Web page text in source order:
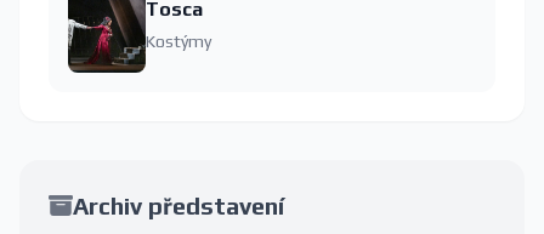
Tosca
Kostýmy
Archiv představení